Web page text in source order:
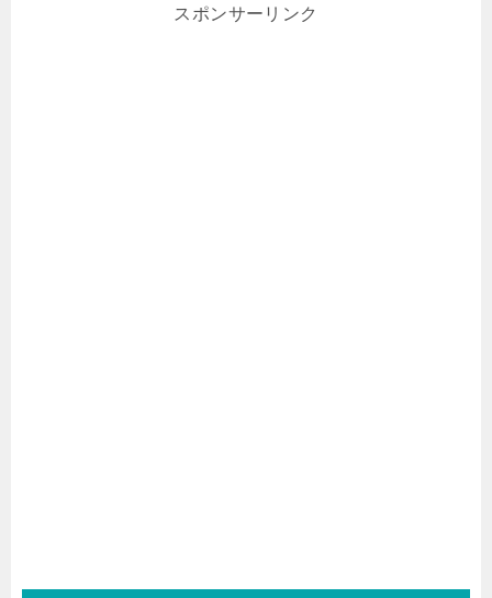
スポンサーリンク